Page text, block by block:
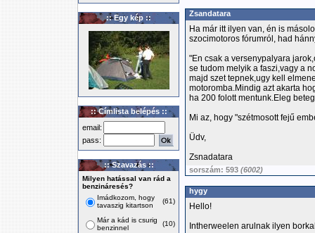
:: Egy kép ::
:: Címlista belépés ::
email:
pass:
:: Szavazás ::
Milyen hatással van rád a
benzináresés?
Imádkozom, hogy
tavaszig kitartson
(61)
Már a kád is csurig
benzinnel
(10)
Zsandatara
Ha már itt ilyen van, én is
szocimotoros fórumról, had
"En csak a versenypalyara
se tudom melyik a faszi,vagy a
majd szet tepnek,ugy kell
motoromba.Mindig azt akarta
ha 200 folott mentunk.Eleg
Mi az, hogy "szétmosott fejű
Üdv,
Zsnadatara
sorszám: 593 (6002)
hygy
Hello!
Intherweelen arulnak ilyen